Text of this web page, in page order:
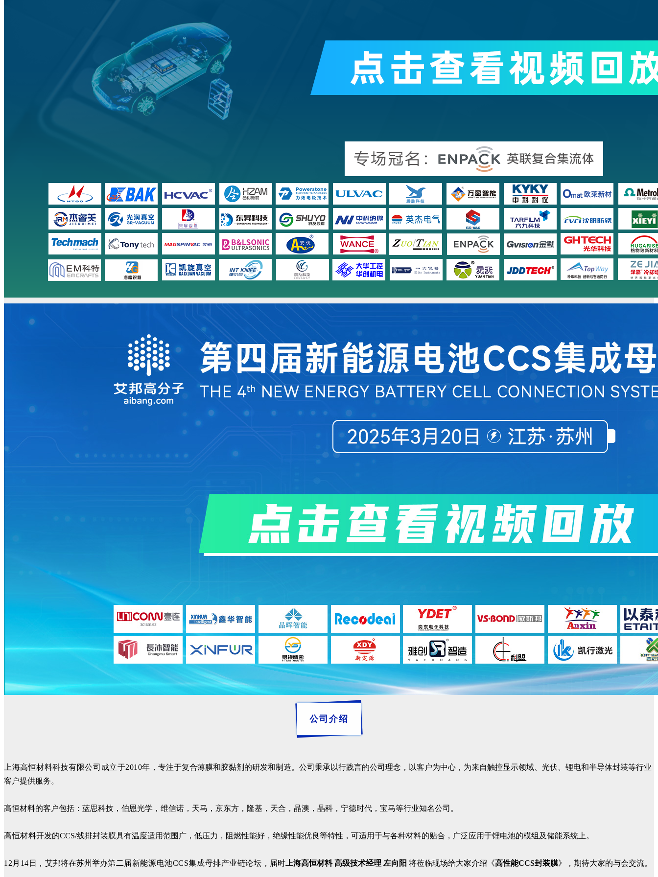
公司介绍
上海高恒材料科技有限公司成立于2010年，专注于复合薄膜和胶黏剂的研发和制造。公司秉承以行践言的公司理念，以客户为中心，为来自触控显示领域、光伏、锂电和半导体封装等行业
客户提供服务。
高恒材料的客户包括：蓝思科技，伯恩光学，维信诺，天马，京东方，隆基，天合，晶澳，晶科，宁德时代，宝马等行业知名公司。
高恒材料开发的CCS/线排封装膜具有温度适用范围广，低压力，阻燃性能好，绝缘性能优良等特性，可适用于与各种材料的贴合，广泛应用于锂电池的模组及储能系统上。
12月14日，艾邦将在苏州举办第二届新能源电池CCS集成母排产业链论坛 ，届时上海高恒材料 高级技术经理 左向阳 将莅临现场给大家介绍《高性能CCS封装膜》，期待大家的与会交流。